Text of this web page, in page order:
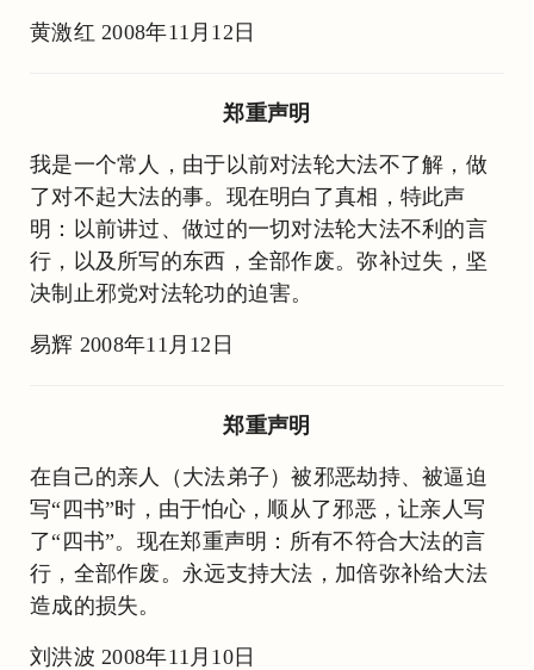
黄激红 2008年11月12日
郑重声明
我是一个常人，由于以前对法轮大法不了解，做
了对不起大法的事。现在明白了真相，特此声
明：以前讲过、做过的一切对法轮大法不利的言
行，以及所写的东西，全部作废。弥补过失，坚
决制止邪党对法轮功的迫害。
易辉 2008年11月12日
郑重声明
在自己的亲人（大法弟子）被邪恶劫持、被逼迫
写“四书”时，由于怕心，顺从了邪恶，让亲人写
了“四书”。现在郑重声明：所有不符合大法的言
行，全部作废。永远支持大法，加倍弥补给大法
造成的损失。
刘洪波 2008年11月10日